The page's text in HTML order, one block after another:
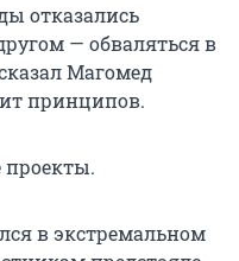
отказались
— обваляться в
Магомед
принципов.
проекты.
в экстремальном